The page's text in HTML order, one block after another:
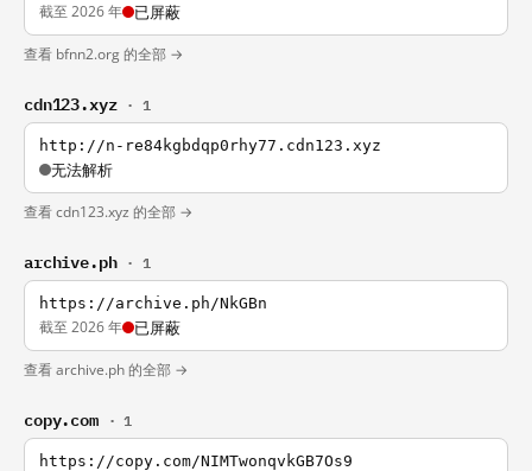
截至 2026 年 已屏蔽
查看 bfnn2.org 的全部 →
cdn123.xyz · 1
http://n-re84kgbdqp0rhy77.cdn123.xyz
无法解析
查看 cdn123.xyz 的全部 →
archive.ph · 1
https://archive.ph/NkGBn
截至 2026 年 已屏蔽
查看 archive.ph 的全部 →
copy.com · 1
https://copy.com/NIMTwonqvkGB7Os9